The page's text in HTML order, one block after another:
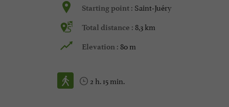
Starting point : Saint-Juéry
Total distance : 8,3 km
Elevation : 80 m
2 h. 15 min.